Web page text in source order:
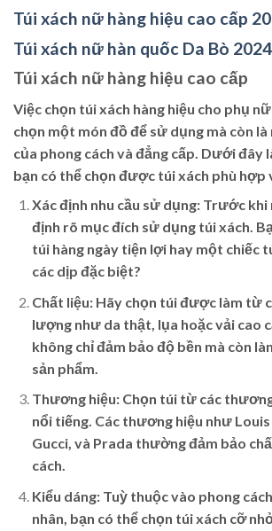
Túi xách nữ hàng hiệu cao cấp
Túi xách nữ hàn quốc Da Bò
Túi xách nữ hàng hiệu cao cấp
Việc chọn túi xách hàng hiệu cho phụ
chọn một món đồ để sử dụng mà còn
của phong cách và đẳng cấp. Dưới đây
bạn có thể chọn được túi xách phù hợp
Xác định nhu cầu sử dụng:Trước khi
định rõ mục đích sử dụng túi xách.
túi hàng ngày tiện lợi hay một chiếc
các dịp đặc biệt?
Chất liệu:Hãy chọn túi được làm từ
lượng như da thật, lụa hoặc vải cao
không chỉ đảm bảo độ bền mà còn
sản phẩm.
Thương hiệu:Chọn túi từ các
nổi tiếng. Các thương hiệu như
Gucci, và Prada thường đảm bảo
cách.
Kiểu dáng:Tuỳ thuộc vào phong
nhân, bạn có thể chọn túi xách cỡ